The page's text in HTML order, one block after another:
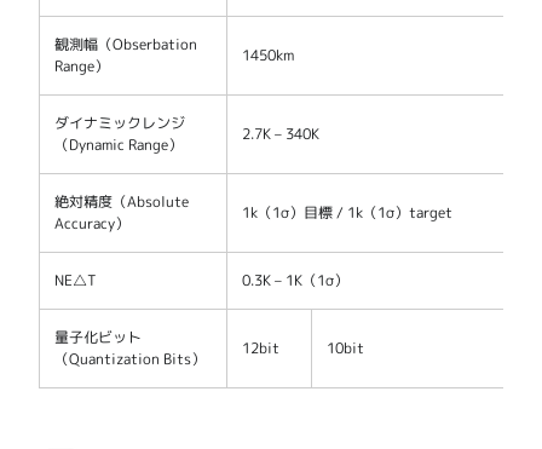
観測幅（Obserbation
Range）
1450km
ダイナミックレンジ
（Dynamic Range）
2.7K – 340K
絶対精度（Absolute
Accuracy）
1k（1σ）目標 / 1k（1σ）target
NE△T 0.3K – 1K（1σ）
量子化ビット
（Quantization Bits）
12bit 10bit